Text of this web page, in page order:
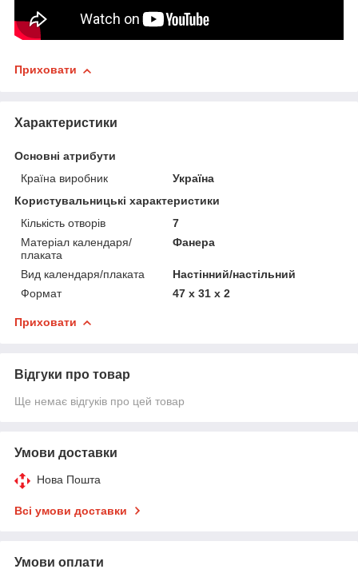
Приховати
Характеристики
Основні атрибути
Країна виробник
Україна
Користувальницькі характеристики
Кількість отворів
7
Матеріал календаря/
плаката
Фанера
Вид календаря/плаката
Настінний/настільний
Формат
47 х 31 x 2
Приховати
Відгуки про товар
Ще немає відгуків про цей товар
Умови доставки
Нова Пошта
Всі умови доставки
Умови оплати